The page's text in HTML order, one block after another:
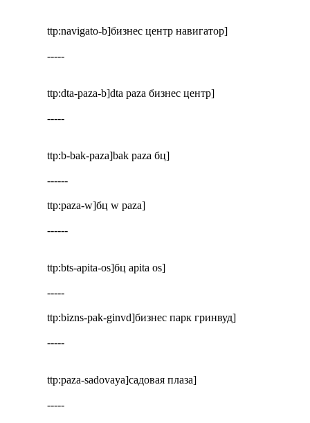
ttp:navigato-b]бизнес центр навигатор]
-----
ttp:dta-paza-b]dta paza бизнес центр]
-----
ttp:b-bak-paza]bak paza бц]
------
ttp:paza-w]бц w paza]
------
ttp:bts-apita-os]бц apita os]
-----
ttp:bizns-pak-ginvd]бизнес парк гринвуд]
-----
ttp:paza-sadovaya]садовая плаза]
-----